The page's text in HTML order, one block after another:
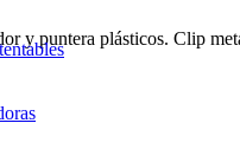
y puntera plásticos. Clip